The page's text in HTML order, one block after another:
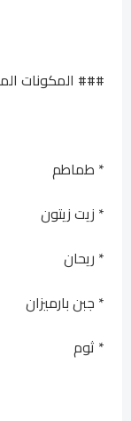
### المكونات
* طماطم
* زيت زيتون
* ريحان
* جبن بارميزان
* ثوم